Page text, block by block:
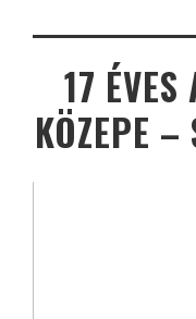
17
KÖZEPE